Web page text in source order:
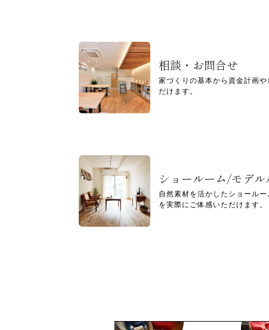
相談・お問合せ
家づくりの基本から資金計画
だけます。
ショールーム/モデ
自然素材を活かしたショール
を実際にご体感いただけます。